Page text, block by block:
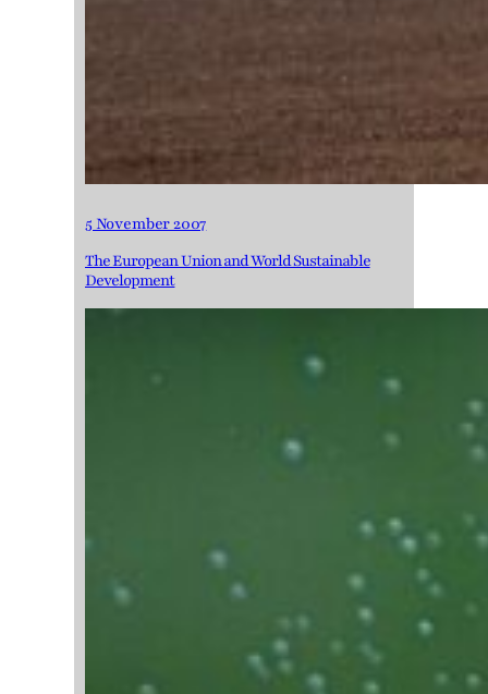
5 November 2007
The European Union and World Sustainable
Development